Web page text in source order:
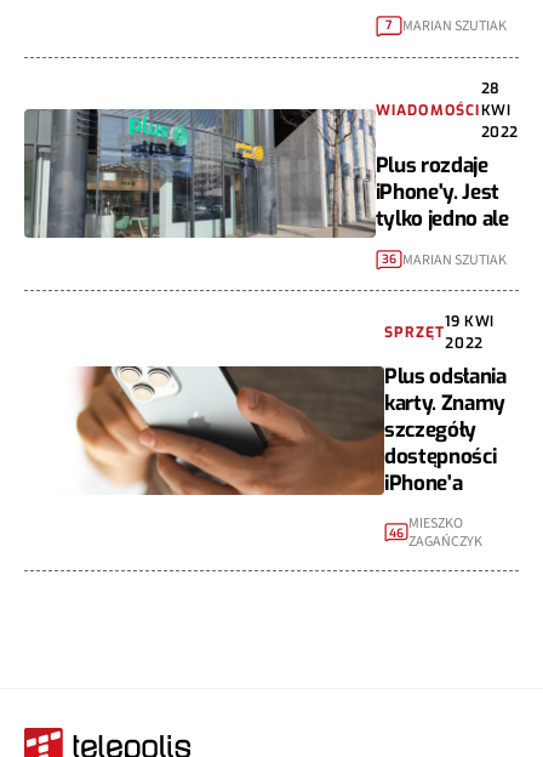
7 MARIAN SZUTIAK
WIADOMOŚCI
28
KWI
2022
Plus rozdaje
iPhone'y. Jest
tylko jedno ale
36 MARIAN SZUTIAK
SPRZĘT
19 KWI
2022
Plus odsłania
karty. Znamy
szczegóły
dostępności
iPhone'a
46 MIESZKO
ZAGAŃCZYK